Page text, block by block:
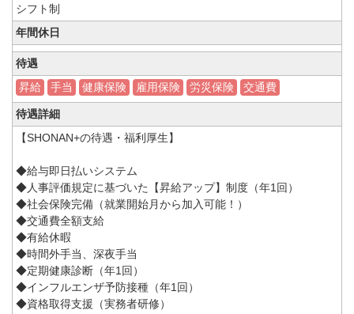
シフト制
年間休日
待遇
昇給
手当 健康保険 雇用保険 労災保険 交通費
待遇詳細
【SHONAN+の待遇・福利厚生】
◆給与即日払いシステム
◆人事評価規定に基づいた【昇給アップ】制度（年1回）
◆社会保険完備（就業開始月から加入可能！）
◆交通費全額支給
◆有給休暇
◆時間外手当、深夜手当
◆定期健康診断（年1回）
◆インフルエンザ予防接種（年1回）
◆資格取得支援（実務者研修）